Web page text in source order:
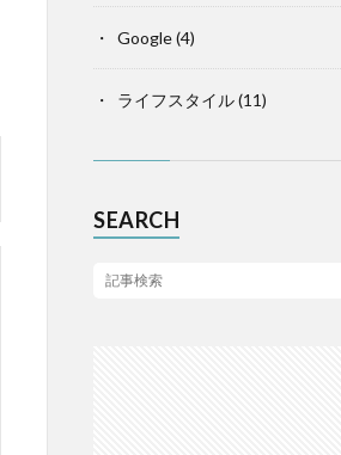
Google(4)
ライフスタイル(11)
SEARCH